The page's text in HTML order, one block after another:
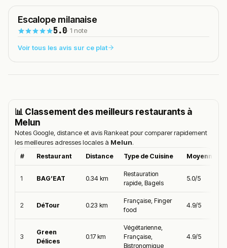
🍽️
N°1
Escalope milanaise
5.0· 1 note
Voir tous les avis sur ce plat
📊 Classement des meilleurs restaurants à
Melun
Notes Google, distance et avis Rankeat pour comparer rapidement
les meilleures adresses locales à Melun.
# Restaurant Distance Type de Cuisine Moyenne
1 BAG’EAT 0.34 km
Restauration
rapide, Bagels
5.0/5
2 DéTour 0.23 km
Française, Finger
food
4.9/5
3
Green
Délices
0.17 km
Végétarienne,
Française,
Bistronomique
4.9/5